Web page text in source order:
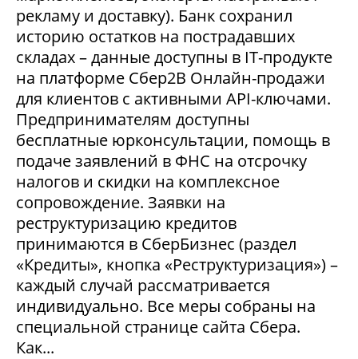
рекламу и доставку). Банк сохранил
историю остатков на пострадавших
складах – данные доступны в IT-продукте
на платформе Сбер2В Онлайн-продажи
для клиентов с активными API-ключами.
Предпринимателям доступны
бесплатные юрконсультации, помощь в
подаче заявлений в ФНС на отсрочку
налогов и скидки на комплексное
сопровождение. Заявки на
реструктуризацию кредитов
принимаются в СберБизнес (раздел
«Кредиты», кнопка «Реструктуризация») –
каждый случай рассматривается
индивидуально. Все меры собраны на
специальной странице сайта Сбера.
Как...